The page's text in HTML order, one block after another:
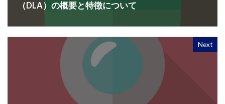
（DLA）の概要と特徴について
Next